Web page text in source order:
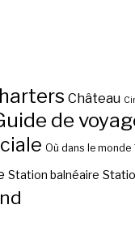
Château
de
Où dans le monde
Station balnéaire